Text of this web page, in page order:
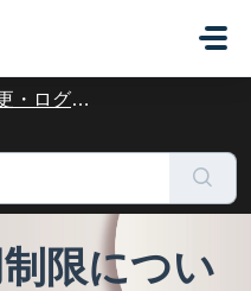
グイン・解約など
限につい